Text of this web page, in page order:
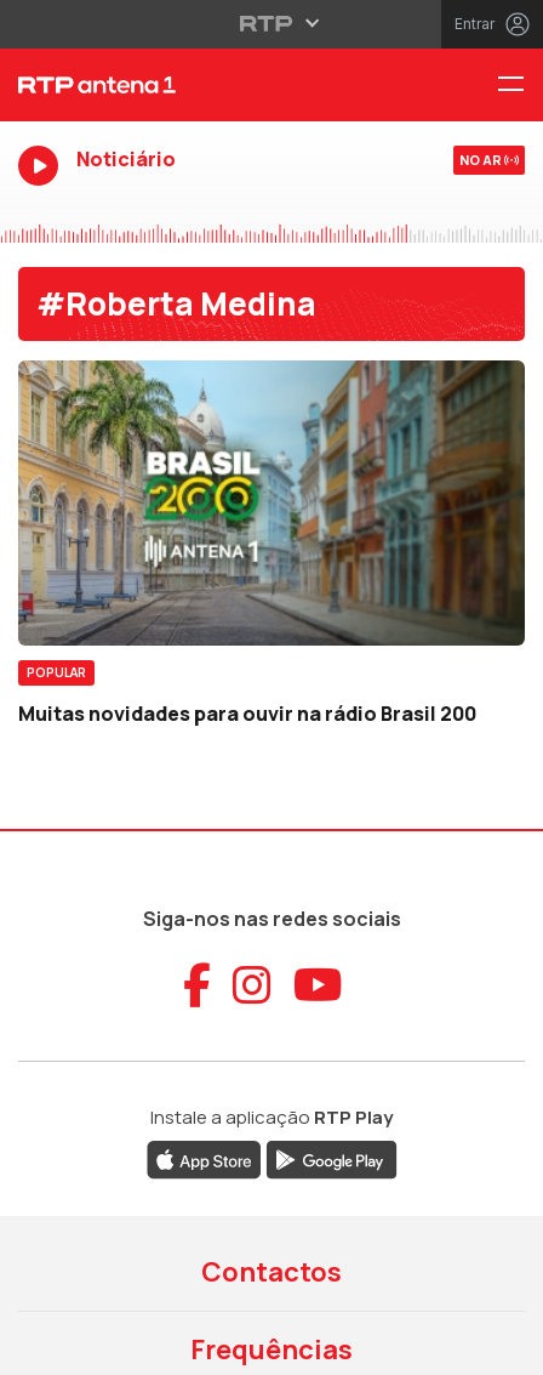
Entrar
Noticiário NO AR
#Roberta Medina
POPULAR
Muitas novidades para ouvir na rádio Brasil 200
Siga-nos nas redes sociais
Aceder ao
Aceder ao
Aceder
Instale a aplicação RTP Play
Contactos
Frequências